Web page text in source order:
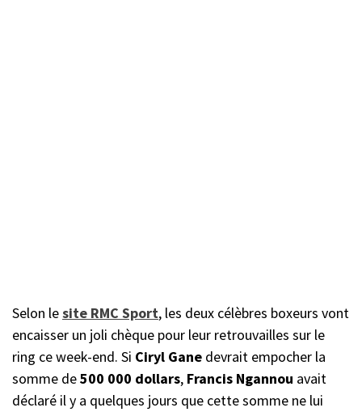
Selon lesite RMC Sport, les deux célèbres boxeurs vont
encaisser un joli chèque pour leur retrouvailles sur le
ring ce week-end. Si Ciryl Gane devrait empocher la
somme de500 000 dollars, Francis Ngannou avait
déclaré il y a quelques jours que cette somme ne lui